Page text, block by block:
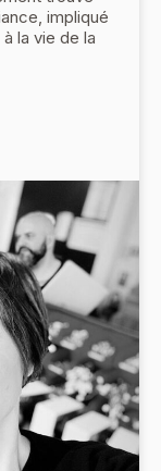
impliqué
la vie de la